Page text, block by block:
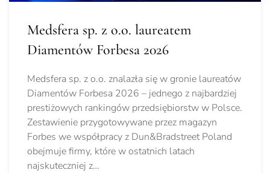
Medsfera sp. z o.o. laureatem
Diamentów Forbesa 2026
Medsfera sp. z o.o. znalazła się w gronie laureatów
Diamentów Forbesa 2026 – jednego z najbardziej
prestiżowych rankingów przedsiębiorstw w Polsce.
Zestawienie przygotowywane przez magazyn
Forbes we współpracy z Dun&Bradstreet Poland
obejmuje firmy, które w ostatnich latach
najskuteczniej z…